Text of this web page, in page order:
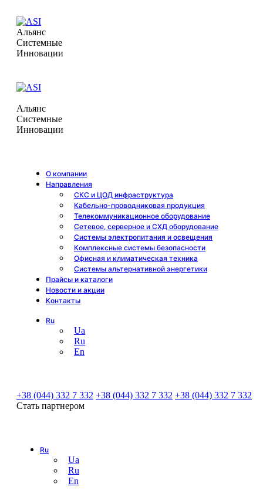
Альянс
Системные
Инновации
Альянс
Системные
Инновации
О компании
Направления
СКС и ЦОД инфраструктура
Кабельно-проводниковая продукция
Телекоммуникационное оборудование
Сетевое, серверное и СХД оборудование
Системы электропитания и освещения
Комплексные системы безопасности
Офисная и климатическая техника
Системы альтернативной энергетики
Прайсы и каталоги
Новости и акции
Контакты
Ru
Ua
Ru
En
+38 (044) 332 7 332 +38 (044) 332 7 332 +38 (044) 332 7 332
Стать партнером
Ru
Ua
Ru
En